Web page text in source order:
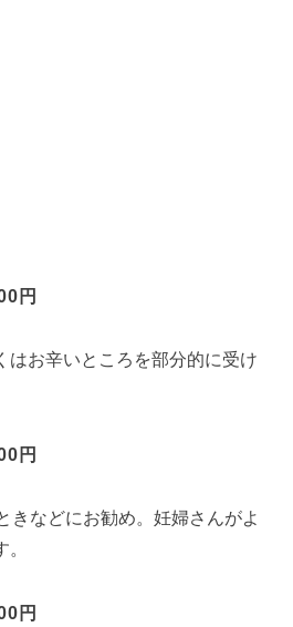
円
はお辛いところを部分的に受け
円
きなどにお勧め。妊婦さんがよ
円